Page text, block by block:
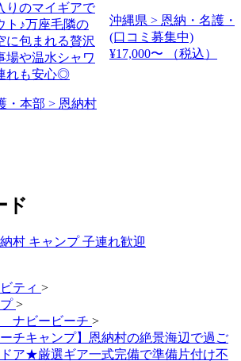
りのマイギアで
ト♪万座毛隣の
に包まれる贅沢
場や温水シャワ
れも安心◎
・本部 > 恩納村
沖縄県 > 恩納・名護・
(口コミ募集中)
¥17,000〜
（税込）
ド
村 キャンプ 子連れ歓迎
ティ >
>
ナビービーチ >
ーチキャンプ】恩納村の絶景海辺で過ご
ア★厳選ギア一式完備で準備片付け不